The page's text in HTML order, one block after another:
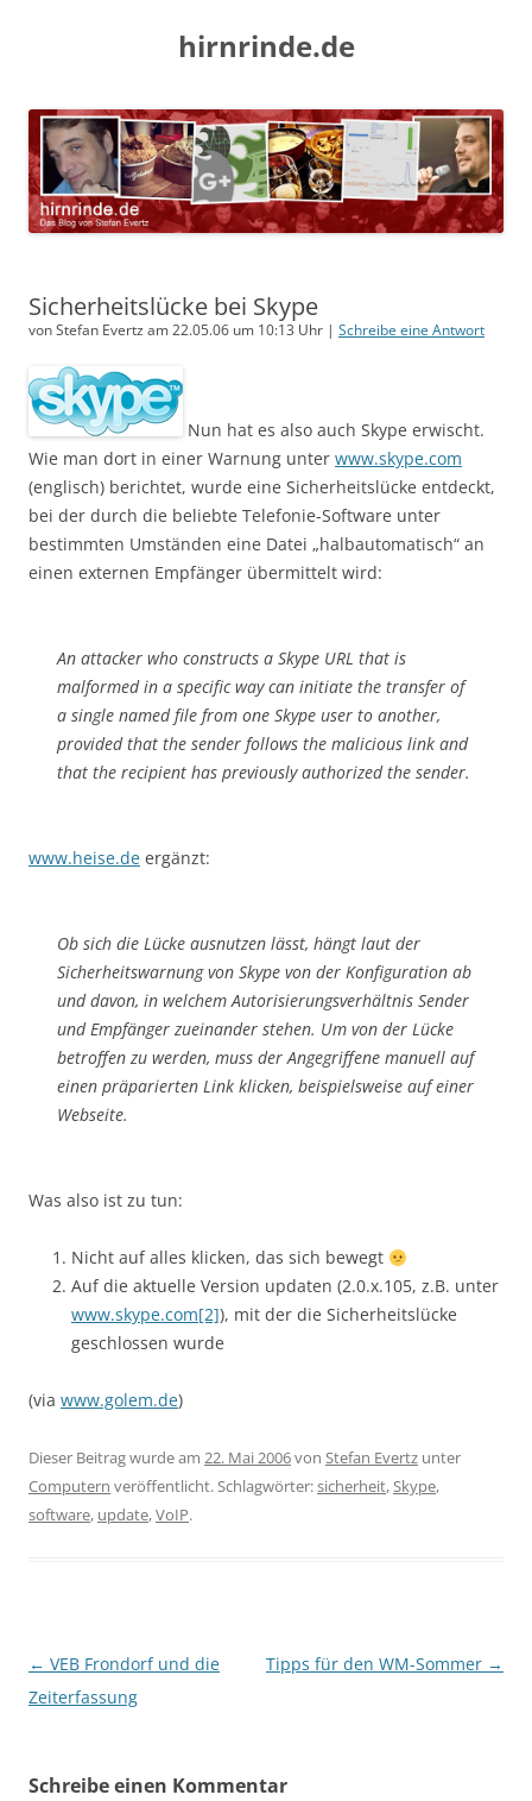
hirnrinde.de
Sicherheitslücke bei Skype
von Stefan Evertz am 22.05.06 um 10:13 Uhr | Schreibe eine Antwort
Nun hat es also auch Skype erwischt.
Wie man dort in einer Warnung unter www.skype.com
(englisch) berichtet, wurde eine Sicherheitslücke entdeckt,
bei der durch die beliebte Telefonie-Software unter
bestimmten Umständen eine Datei „halbautomatisch“ an
einen externen Empfänger übermittelt wird:
An attacker who constructs a Skype URL that is
malformed in a specific way can initiate the transfer of
a single named file from one Skype user to another,
provided that the sender follows the malicious link and
that the recipient has previously authorized the sender.
www.heise.de ergänzt:
Ob sich die Lücke ausnutzen lässt, hängt laut der
Sicherheitswarnung von Skype von der Konfiguration ab
und davon, in welchem Autorisierungsverhältnis Sender
und Empfänger zueinander stehen. Um von der Lücke
betroffen zu werden, muss der Angegriffene manuell auf
einen präparierten Link klicken, beispielsweise auf einer
Webseite.
Was also ist zu tun:
Nicht auf alles klicken, das sich bewegt
Auf die aktuelle Version updaten (2.0.x.105, z.B. unter
www.skype.com[2]), mit der die Sicherheitslücke
geschlossen wurde
(via www.golem.de)
Dieser Beitrag wurde am 22. Mai 2006von Stefan Evertz unter
Computern veröffentlicht. Schlagwörter:sicherheit,Skype,
software, update,VoIP.
Beitragsnavigation
← VEB Frondorf und die
Zeiterfassung
Tipps für den WM-Sommer →
Schreibe einen Kommentar